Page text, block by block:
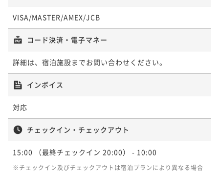
ポイントアップ
【早期割28／特別会席】早期予約でオトクな価格！※2
7日前から返金不可
【特別会席】知多半島と伊勢湾の味覚を堪能
二食付き 現地決済可 事前決済可
IN 15:00 - 18:00 OUT10:00
ポイント即利用で 最大7％OFF
VISA/MASTER/AMEX/JCB
コード決済・電子マネー
詳細は、宿泊施設までお問い合わせください。
インボイス
対応
チェックイン・チェックアウト
15:00 （最終チェックイン 20:00） - 10:00
※チェックイン及びチェックアウトは宿泊プランにより異なる場合